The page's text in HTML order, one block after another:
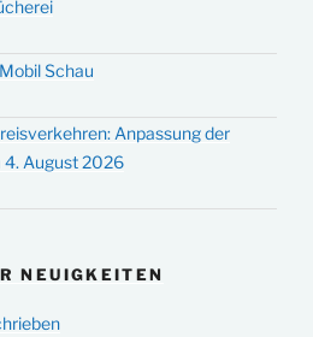
Schau
Anpassung der
4. August 2026
NEUIGKEITEN